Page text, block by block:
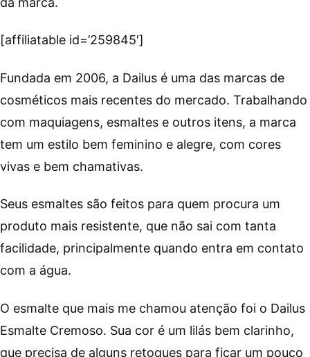
[affiliatable id=’259845′]
Fundada em 2006, a Dailus é uma das marcas de
cosméticos mais recentes do mercado. Trabalhando
com maquiagens, esmaltes e outros itens, a marca
tem um estilo bem feminino e alegre, com cores
vivas e bem chamativas.
Seus esmaltes são feitos para quem procura um
produto mais resistente, que não sai com tanta
facilidade, principalmente quando entra em contato
com a água.
O esmalte que mais me chamou atenção foi o Dailus
Esmalte Cremoso. Sua cor é um lilás bem clarinho,
que precisa de alguns retoques para ficar um pouco